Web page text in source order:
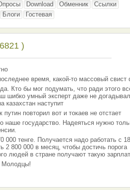
Download Обменник
Ссылки
Блоги Гостевая
)
время, какой-то массовый свист
Кто бы мог подумать, что ради этого
шибко умный эксперт даже не
казахстан наступит
повторил вот и токаев не отстает
наше государство. Надеяться нужно
000 тенге. Получается надо работать с
2 800 000 в месяц, чтобы достичь порога
людей в стране получают такую
Молодцы!